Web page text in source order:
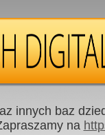
innych baz
na